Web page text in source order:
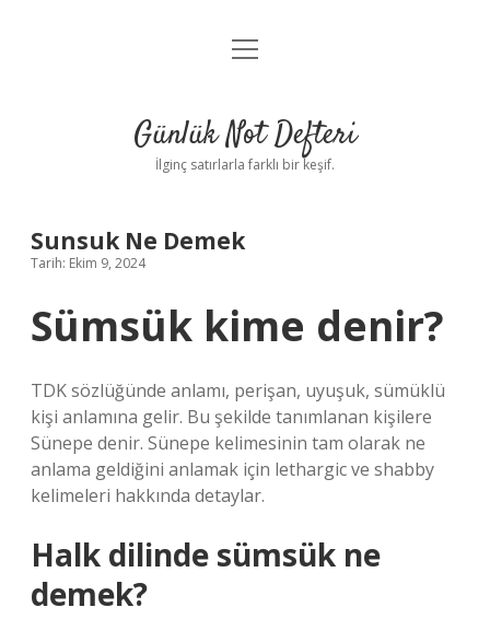
Anasayfa
Yasal Uyarı
menüyü
Günlük Not Defteri
İlginç satırlarla farklı bir keşif.
Sunsuk Ne Demek
Tarih: Ekim 9, 2024
Sümsük kime denir?
TDK sözlüğünde anlamı, perişan, uyuşuk, sümüklü
kişi anlamına gelir. Bu şekilde tanımlanan kişilere
Sünepe denir. Sünepe kelimesinin tam olarak ne
anlama geldiğini anlamak için lethargic ve shabby
kelimeleri hakkında detaylar.
Halk dilinde sümsük ne
demek?